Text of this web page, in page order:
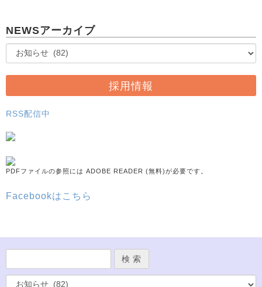
NEWSアーカイブ
採用情報
RSS配信中
PDFファイルの参照には ADOBE READER (無料)が必要です。
Facebookはこちら